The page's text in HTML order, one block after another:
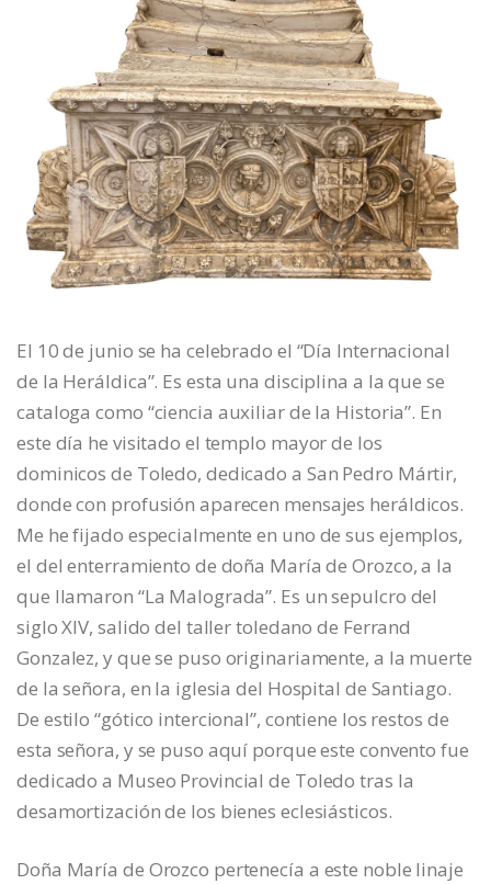
El 10 de junio se ha celebrado el “Día Internacional
de la Heráldica”. Es esta una disciplina a la que se
cataloga como “ciencia auxiliar de la Historia”. En
este día he visitado el templo mayor de los
dominicos de Toledo, dedicado a San Pedro Mártir,
donde con profusión aparecen mensajes heráldicos.
Me he fijado especialmente en uno de sus ejemplos,
el del enterramiento de doña María de Orozco, a la
que llamaron “La Malograda”. Es un sepulcro del
siglo XIV, salido del taller toledano de Ferrand
Gonzalez, y que se puso originariamente, a la muerte
de la señora, en la iglesia del Hospital de Santiago.
De estilo “gótico intercional”, contiene los restos de
esta señora, y se puso aquí porque este convento fue
dedicado a Museo Provincial de Toledo tras la
desamortización de los bienes eclesiásticos.
Doña María de Orozco pertenecía a este noble linaje